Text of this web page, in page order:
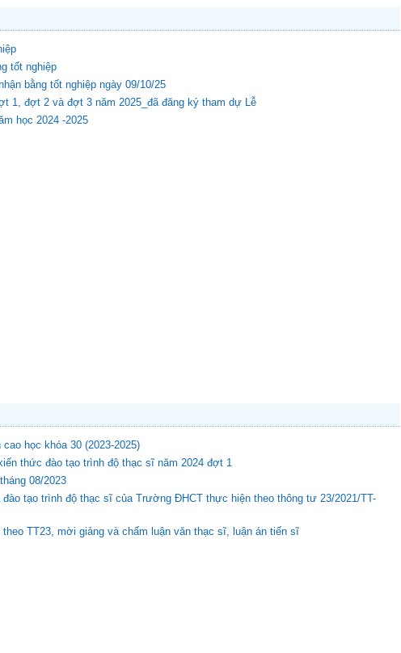
tốt nghiệp
bằng tốt nghiệp ngày 09/10/25
1, đợt 2 và đợt 3 năm 2025_đã đăng ký tham dự Lễ
học 2024 -2025
học khóa 30 (2023-2025)
thức đào tạo trình độ thạc sĩ năm 2024 đợt 1
08/2023
tạo trình độ thạc sĩ của Trường ĐHCT thực hiện theo thông tư 23/2021/TT-
TT23, mời giảng và chấm luận văn thạc sĩ, luận án tiến sĩ